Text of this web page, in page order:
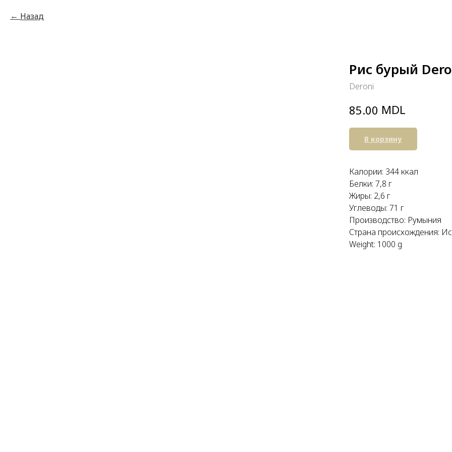
Назад
Рис бурый
Deroni
85.00 MDL
В корзину
Калории: 344 ккал
Белки: 7,8 г
Жиры: 2,6 г
Углеводы: 71 г
Производство: Румыния
Страна происхождения:
Weight: 1000 g